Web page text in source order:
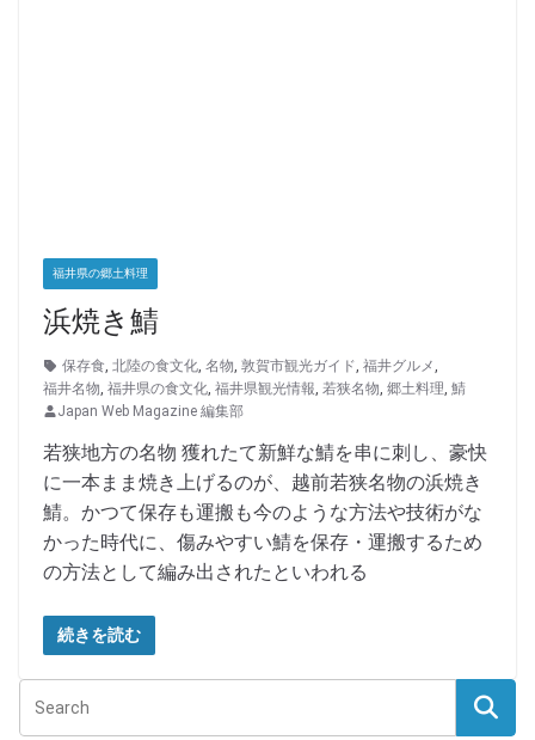
福井県の郷土料理
浜焼き鯖
保存食 北陸の食文化 名物 敦賀市観光ガイド 福井グルメ
福井名物 福井県の食文化 福井県観光情報 若狭名物 郷土料理 鯖
Japan Web Magazine 編集部
若狭地方の名物 獲れたて新鮮な鯖を串に刺し、豪快
に一本まま焼き上げるのが、越前若狭名物の浜焼き
鯖。かつて保存も運搬も今のような方法や技術がな
かった時代に、傷みやすい鯖を保存・運搬するため
の方法として編み出されたといわれる
続きを読む